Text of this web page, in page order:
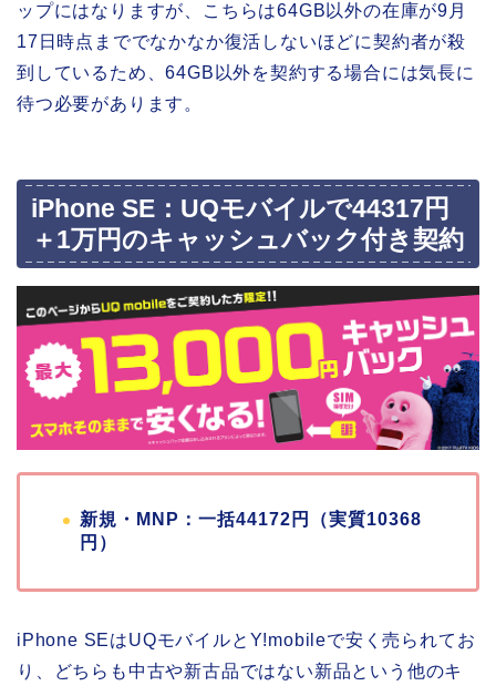
ップにはなりますが、こちらは64GB以外の在庫が9月
17日時点まででなかなか復活しないほどに契約者が殺
到しているため、64GB以外を契約する場合には気長に
待つ必要があります。
iPhone SE：UQモバイルで44317円
＋1万円のキャッシュバック付き契約
新規・MNP：一括44172円（実質10368
円）
iPhone SEはUQモバイルとY!mobileで安く売られてお
り、どちらも中古や新古品ではない新品という他のキ